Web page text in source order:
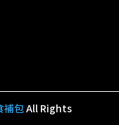
補包All Rights